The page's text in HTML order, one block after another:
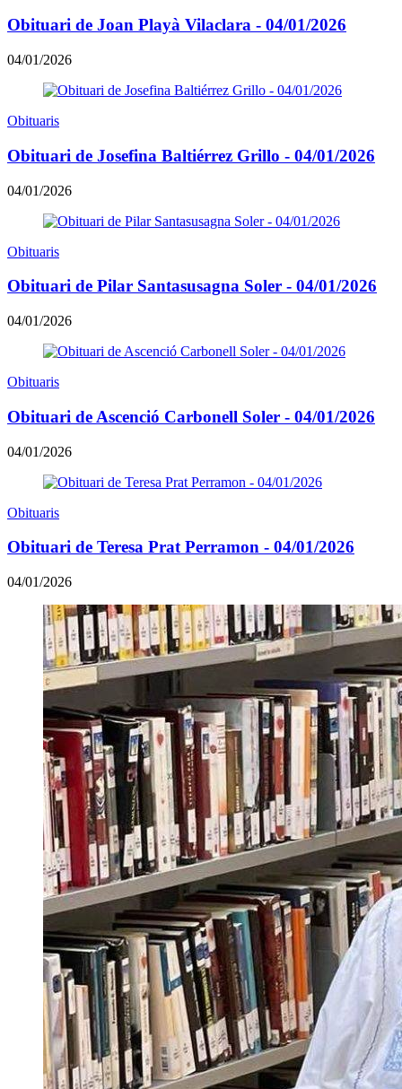
Obituari de Joan Playà Vilaclara - 04/01/2026
04/01/2026
Obituaris
Obituari de Josefina Baltiérrez Grillo - 04/01/2026
04/01/2026
Obituaris
Obituari de Pilar Santasusagna Soler - 04/01/2026
04/01/2026
Obituaris
Obituari de Ascenció Carbonell Soler - 04/01/2026
04/01/2026
Obituaris
Obituari de Teresa Prat Perramon - 04/01/2026
04/01/2026